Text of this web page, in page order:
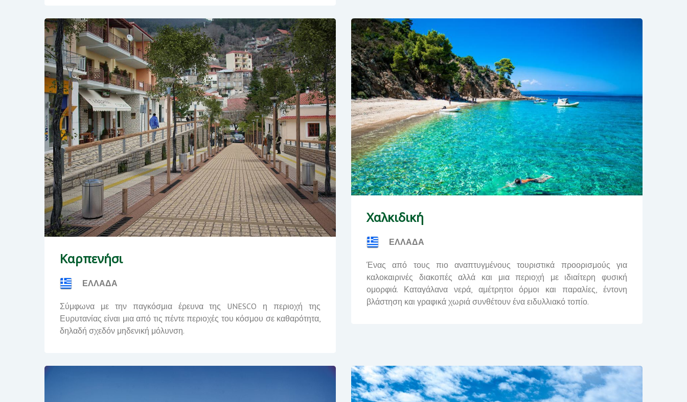
Καρπενήσι
ΕΛΛΑΔΑ
Σύμφωνα με την παγκόσμια έρευνα της UNESCO η περιοχή της
Ευρυτανίας είναι μια από τις πέντε περιοχές του κόσμου σε καθαρότητα,
δηλαδή σχεδόν μηδενική μόλυνση.
Χαλκιδική
ΕΛΛΑΔΑ
Ένας από τους πιο αναπτυγμένους τουριστικά προορισμούς για
καλοκαιρινές διακοπές αλλά και μια περιοχή με ιδιαίτερη φυσική
ομορφιά. Καταγάλανα νερά, αμέτρητοι όρμοι και παραλίες, έντονη
βλάστηση και γραφικά χωριά συνθέτουν ένα ειδυλλιακό τοπίο.